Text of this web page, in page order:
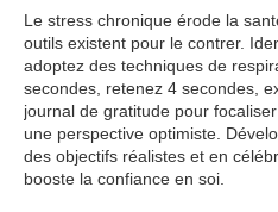
Le stress chronique érode la
outils existent pour le contrer.
adoptez des techniques de
secondes, retenez 4 secondes,
journal de gratitude pour
une perspective optimiste.
des objectifs réalistes et en
booste la confiance en soi.